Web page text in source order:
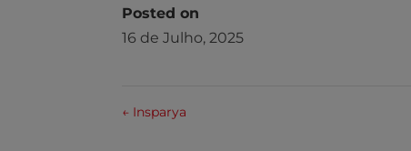
Posted on
16 de Julho, 2025
← Insparya